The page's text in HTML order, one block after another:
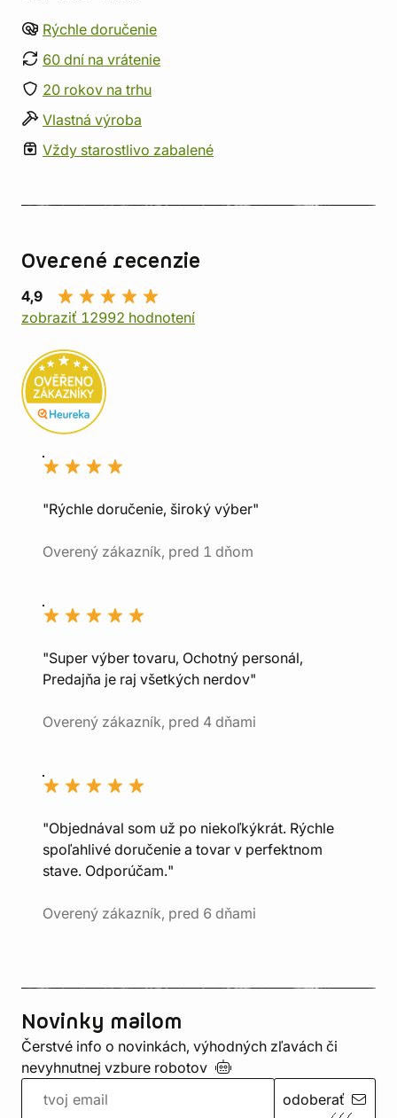
Rýchle doručenie
60 dní na vrátenie
20 rokov na trhu
Vlastná výroba
Vždy starostlivo zabalené
Overené recenzie
4,9
zobraziť 12992 hodnotení
"Rýchle doručenie, široký výber"
Overený zákazník, pred 1 dňom
"Super výber tovaru, Ochotný personál,
Predajňa je raj všetkých nerdov"
Overený zákazník, pred 4 dňami
"Objednával som už po niekoľkýkrát. Rýchle
spoľahlivé doručenie a tovar v perfektnom
stave. Odporúčam."
Overený zákazník, pred 6 dňami
Novinky mailom
Čerstvé info o novinkách, výhodných zľavách či
nevyhnutnej vzbure robotov
odoberať